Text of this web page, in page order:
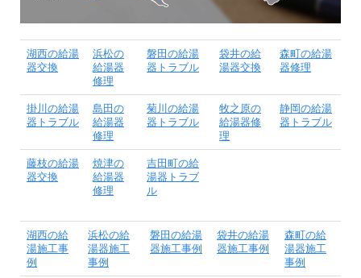
湖西の給湯
器交換
浜松の
給湯器
修理
磐田の給湯
器トラブル
袋井の給
湯器交換
森町の給湯
器修理
掛川の給湯
器トラブル
島田の
給湯器
修理
菊川の給湯
器トラブル
牧之原の
給湯器修
理
静岡の給湯
器トラブル
藤枝の給湯
器交換
焼津の
給湯器
修理
吉田町の給
湯器トラブ
ル
湖西の給
湯施工事
例
浜松の給
湯器施工
事例
磐田の給湯
器施工事例
袋井の給湯
器施工事例
森町の給
湯器施工
事例